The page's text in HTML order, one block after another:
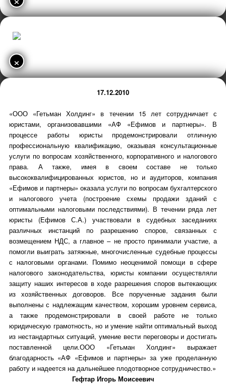
×
17.12.2010
«ООО «Гетьман Холдинг» в течении 15 лет сотрудничает с
юристами, организовавшими «АФ «Ефимов и партнеры». В
процессе работы юристы продемонстрировали отличную
профессиональную квалификацию, оказывая консультационные
услуги по вопросам хозяйственного, корпоративного и налогового
права. А также, имея в своем составе не только
высококвалифицированных юристов, но и аудиторов, компания
«Ефимов и партнеры» оказала услуги по вопросам бухгалтерского
и налогового учета (построение схемы продажи зданий с
оптимальными налоговыми последствиями). В течении ряда лет
юристы (Ефимов С.А.) участвовали в судебных заседаниях
различных инстанций по разрешению споров, связанных с
возмещением НДС, а главное – не просто принимали участие, а
помогли выиграть затяжные, многочисленные судебные процессы
с налоговыми органами. Помимо неоценимой помощи в сфере
налогового законодательства, юристы компании осуществляли
защиту наших интересов в ходе разрешения споров вытекающих
из хозяйственных договоров. Все порученные задания были
выполнены с надлежащим качеством, хорошим уровнем сервиса,
а также продемонстрировали в своей работе не только
юридическую грамотность, но и умение найти оптимальный выход
из нестандартных ситуаций, умение вести переговоры и достигать
поставленной цели.ООО «Гетьман Холдинг» выражает
благодарность «АФ «Ефимов и партнеры» за уже проделанную
работу и надеется на дальнейшее плодотворное сотрудничество.»
Гефтар Игорь Моисеевич